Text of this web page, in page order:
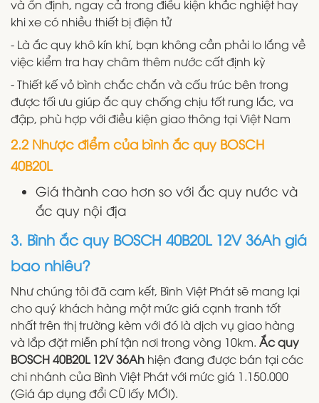
và ổn định, ngay cả trong điều kiện khắc nghiệt hay
khi xe có nhiều thiết bị điện tử
- Là ắc quy khô kín khí, bạn không cần phải lo lắng về
việc kiểm tra hay châm thêm nước cất định kỳ
- Thiết kế vỏ bình chắc chắn và cấu trúc bên trong
được tối ưu giúp ắc quy chống chịu tốt rung lắc, va
đập, phù hợp với điều kiện giao thông tại Việt Nam
2.2 Nhược điểm của bình ắc quy BOSCH
40B20L
Giá thành cao hơn so với ắc quy nước và
ắc quy nội địa
3. Bình ắc quy BOSCH 40B20L 12V 36Ah giá
bao nhiêu?
Như chúng tôi đã cam kết, Bình Việt Phát sẽ mang lại
cho quý khách hàng một mức giá cạnh tranh tốt
nhất trên thị trường kèm với đó là dịch vụ giao hàng
và lắp đặt miễn phí tận nơi trong vòng 10km. Ắc quy
BOSCH 40B20L 12V 36Ah hiện đang được bán tại các
chi nhánh của Bình Việt Phát với mức giá 1.150.000
(Giá áp dụng đổi CŨ lấy MỚI).